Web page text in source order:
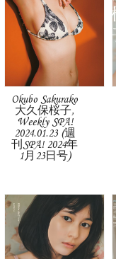
Okubo Sakurako
大久保桜子,
Weekly SPA!
2024.01.23 (週
刊SPA! 2024年
1月23日号)